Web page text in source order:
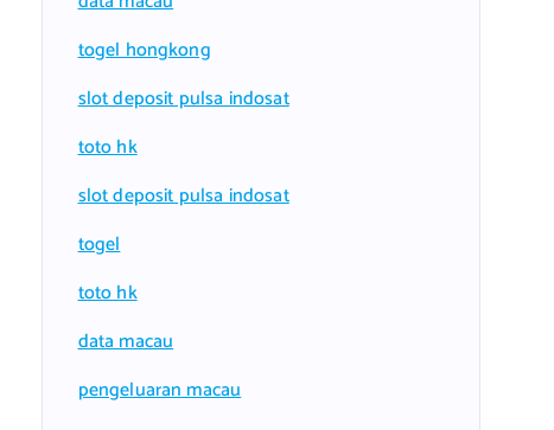
togel hongkong
slot deposit pulsa indosat
toto hk
slot deposit pulsa indosat
togel
toto hk
data macau
pengeluaran macau